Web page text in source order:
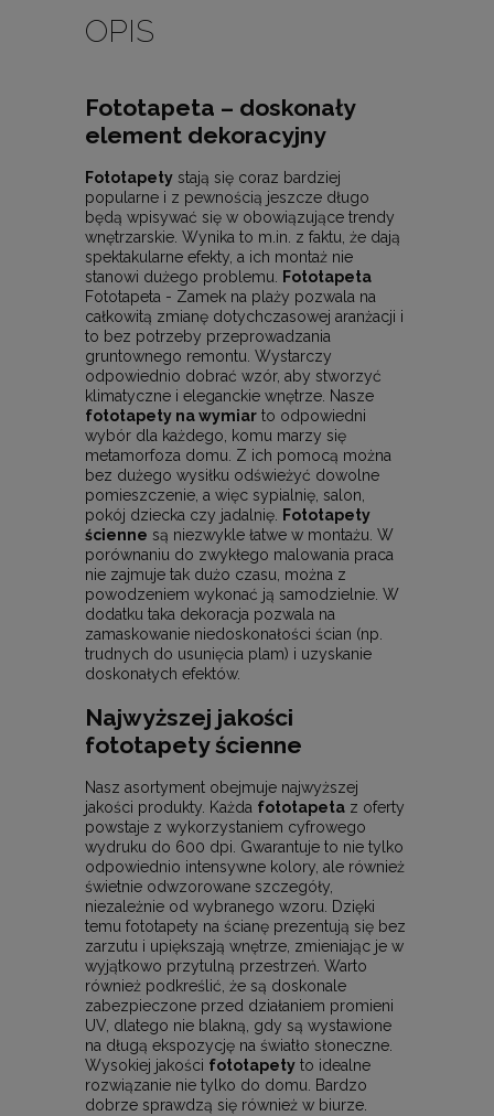
OPIS
Fototapeta – doskonały
element dekoracyjny
Fototapety stają się coraz bardziej
popularne i z pewnością jeszcze długo
będą wpisywać się w obowiązujące trendy
wnętrzarskie. Wynika to m.in. z faktu, że dają
spektakularne efekty, a ich montaż nie
stanowi dużego problemu. Fototapeta
Fototapeta - Zamek na plaży pozwala na
całkowitą zmianę dotychczasowej aranżacji i
to bez potrzeby przeprowadzania
gruntownego remontu. Wystarczy
odpowiednio dobrać wzór, aby stworzyć
klimatyczne i eleganckie wnętrze. Nasze
fototapety na wymiar to odpowiedni
wybór dla każdego, komu marzy się
metamorfoza domu. Z ich pomocą można
bez dużego wysiłku odświeżyć dowolne
pomieszczenie, a więc sypialnię, salon,
pokój dziecka czy jadalnię. Fototapety
ścienne są niezwykle łatwe w montażu. W
porównaniu do zwykłego malowania praca
nie zajmuje tak dużo czasu, można z
powodzeniem wykonać ją samodzielnie. W
dodatku taka dekoracja pozwala na
zamaskowanie niedoskonałości ścian (np.
trudnych do usunięcia plam) i uzyskanie
doskonałych efektów.
Najwyższej jakości
fototapety ścienne
Nasz asortyment obejmuje najwyższej
jakości produkty. Każda fototapeta z oferty
powstaje z wykorzystaniem cyfrowego
wydruku do 600 dpi. Gwarantuje to nie tylko
odpowiednio intensywne kolory, ale również
świetnie odwzorowane szczegóły,
niezależnie od wybranego wzoru. Dzięki
temu fototapety na ścianę prezentują się bez
zarzutu i upiększają wnętrze, zmieniając je w
wyjątkowo przytulną przestrzeń. Warto
również podkreślić, że są doskonale
zabezpieczone przed działaniem promieni
UV, dlatego nie blakną, gdy są wystawione
na długą ekspozycję na światło słoneczne.
Wysokiej jakości fototapety to idealne
rozwiązanie nie tylko do domu. Bardzo
dobrze sprawdzą się również w biurze.